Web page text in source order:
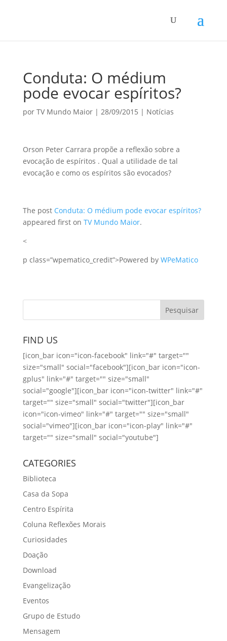
Conduta: O médium
pode evocar espíritos?
por TV Mundo Maior| 28/09/2015 | Notícias
Orson Peter Carrara propõe a reflexão sobre a
evocação de espíritos . Qual a utilidade de tal
evocação e como os espíritos são evocados?
The post Conduta: O médium pode evocar espíritos?
appeared first on TV Mundo Maior.
<
p class=”wpematico_credit”>Powered by WPeMatico
FIND US
[icon_bar icon="icon-facebook" link="#" target=""
size="small" social="facebook"][icon_bar icon="icon-
gplus" link="#" target="" size="small"
social="google"][icon_bar icon="icon-twitter" link="#"
target="" size="small" social="twitter"][icon_bar
icon="icon-vimeo" link="#" target="" size="small"
social="vimeo"][icon_bar icon="icon-play" link="#"
target="" size="small" social="youtube"]
CATEGORIES
Biblioteca
Casa da Sopa
Centro Espírita
Coluna Reflexões Morais
Curiosidades
Doação
Download
Evangelização
Eventos
Grupo de Estudo
Mensagem